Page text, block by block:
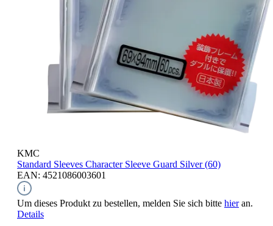
KMC
Standard Sleeves Character Sleeve Guard Silver (60)
EAN: 4521086003601
Um dieses Produkt zu bestellen, melden Sie sich bitte hieran.
Details